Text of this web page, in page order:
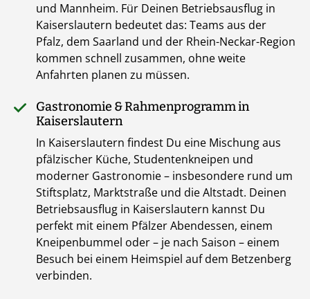
und Mannheim. Für Deinen Betriebsausflug in
Kaiserslautern bedeutet das: Teams aus der
Pfalz, dem Saarland und der Rhein-Neckar-Region
kommen schnell zusammen, ohne weite
Anfahrten planen zu müssen.
Gastronomie & Rahmenprogramm in
Kaiserslautern
In Kaiserslautern findest Du eine Mischung aus
pfälzischer Küche, Studentenkneipen und
moderner Gastronomie – insbesondere rund um
Stiftsplatz, Marktstraße und die Altstadt. Deinen
Betriebsausflug in Kaiserslautern kannst Du
perfekt mit einem Pfälzer Abendessen, einem
Kneipenbummel oder – je nach Saison – einem
Besuch bei einem Heimspiel auf dem Betzenberg
verbinden.